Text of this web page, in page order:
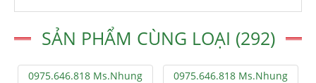
SẢN PHẨM CÙNG LOẠI (292)
0975.646.818 Ms.Nhung 0975.646.818 Ms.Nhung